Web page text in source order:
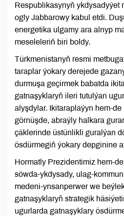
Respublikasynyň ykdysadyýet
ogly Jabbarowy kabul etdi.
energetika ulgamy ara alnyp
meseleleriň biri boldy.
Türkmenistanyň resmi
taraplar ýokary derejede
durmuşa geçirmek babatda
gatnaşyklaryň ileri tutulýan
alyşdylar. Ikitaraplaýyn hem-de
görnüşde, abraýly halkara
çäklerinde üstünlikli guralýan
ösdürmegiň ýokary depginine
Hormatly Prezidentimiz hem-
söwda-ykdysady, ulag-
medeni-ynsanperwer we
gatnaşyklaryň strategik
ugurlarda gatnaşyklary